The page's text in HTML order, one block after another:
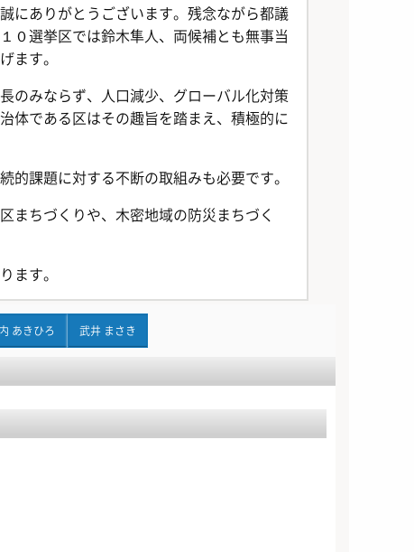
にありがとうございます。残念ながら都議
０選挙区では鈴木隼人、両候補とも無事当
ます。
のみならず、人口減少、グローバル化対策
体である区はその趣旨を踏まえ、積極的に
課題に対する不断の取組みも必要です。
まちづくりや、木密地域の防災まちづく
ます。
あきひろ 武井 まさき